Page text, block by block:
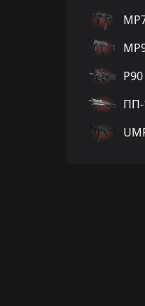
P90
ПП-